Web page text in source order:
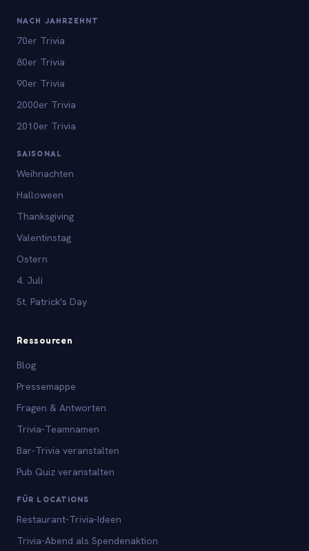
NACH JAHRZEHNT
70er Trivia
80er Trivia
90er Trivia
2000er Trivia
2010er Trivia
SAISONAL
Weihnachten
Halloween
Thanksgiving
Valentinstag
Ostern
4. Juli
St. Patrick's Day
Ressourcen
Blog
Pressemappe
Fragen & Antworten
Trivia-Teamnamen
Bar-Trivia veranstalten
Pub Quiz veranstalten
FÜR LOCATIONS
Restaurant-Trivia-Ideen
Trivia-Abend als Spendenaktion